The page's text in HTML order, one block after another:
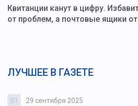
Квитанции канут в цифру.
от проблем, а почтовые ящики
ЛУЧШЕЕ В ГАЗЕТЕ
01 29 сентября 2025